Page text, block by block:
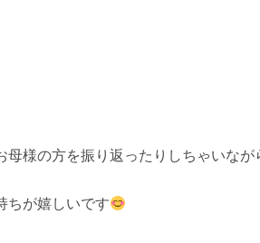
様の方を振り返ったりしちゃいなが
ちが嬉しいです